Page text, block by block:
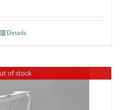
Details
of stock